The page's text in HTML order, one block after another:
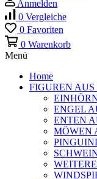
Anmelden
0 Vergleiche
0 Favoriten
0 Warenkorb
Menü
Home
FIGUREN
ENGEL
ENTEN
MÖWEN